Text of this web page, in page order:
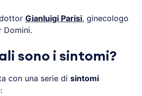
Gianluigi Parisi, ginecologo
Domini.
sono i sintomi?
con una serie di sintomi